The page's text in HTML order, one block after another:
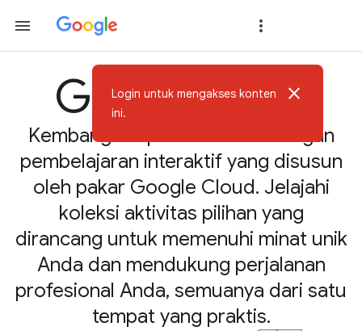
Google Skills
Kembangkan potensi Anda dengan
pembelajaran interaktif yang disusun
oleh pakar Google Cloud. Jelajahi
koleksi aktivitas pilihan yang
dirancang untuk memenuhi minat unik
Anda dan mendukung perjalanan
profesional Anda, semuanya dari satu
tempat yang praktis.
Login untuk mengakses konten
ini.
close